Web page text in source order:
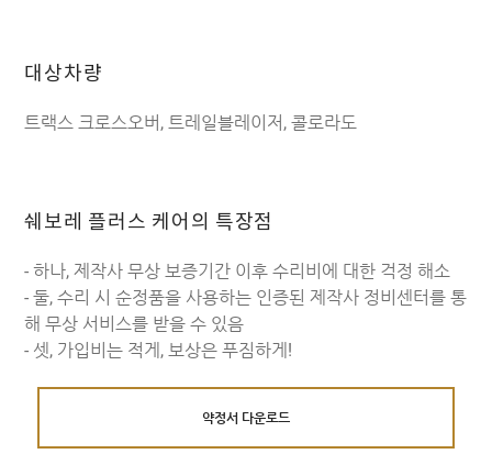
대상차량
트랙스 크로스오버, 트레일블레이저, 콜로라도
쉐보레 플러스 케어의 특장점
- 하나, 제작사 무상 보증기간 이후 수리비에 대한 걱정 해소
- 둘, 수리 시 순정품을 사용하는 인증된 제작사 정비센터를 통
해 무상 서비스를 받을 수 있음
- 셋, 가입비는 적게, 보상은 푸짐하게!
약정서 다운로드